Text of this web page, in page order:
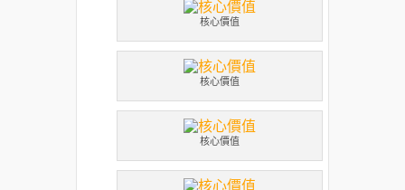
核心價值
核心價值
核心價值